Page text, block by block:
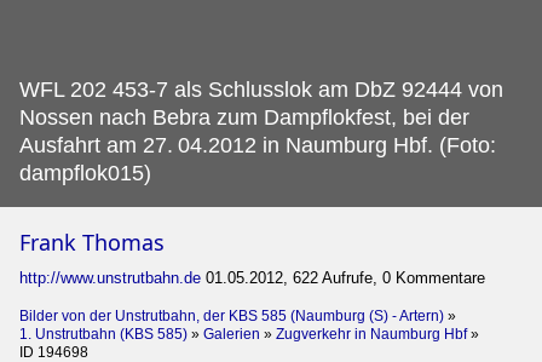
WFL 202 453-7 als Schlusslok am DbZ 92444 von
Nossen nach Bebra zum Dampflokfest, bei der
Ausfahrt am 27. 04.2012 in Naumburg Hbf. (Foto:
dampflok015)
Frank Thomas
http://www.unstrutbahn.de 01.05.2012, 622 Aufrufe, 0 Kommentare
Bilder von der Unstrutbahn, der KBS 585 (Naumburg (S) - Artern) »
1. Unstrutbahn (KBS 585) » Galerien » Zugverkehr in Naumburg Hbf»
ID 194698